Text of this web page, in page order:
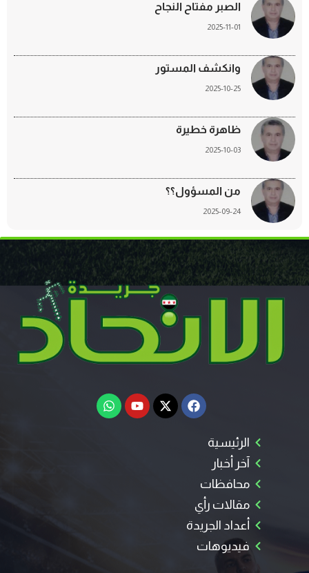
الصبر مفتاح النجاح
2025-11-01
وانكشف المستور
2025-10-25
ظاهرة خطيرة
2025-10-03
من المسؤول؟؟
2025-09-24
الرئيسية
آخر أخبار
محافظات
مقالات رأي
أعداد الجريدة
فيديوهات